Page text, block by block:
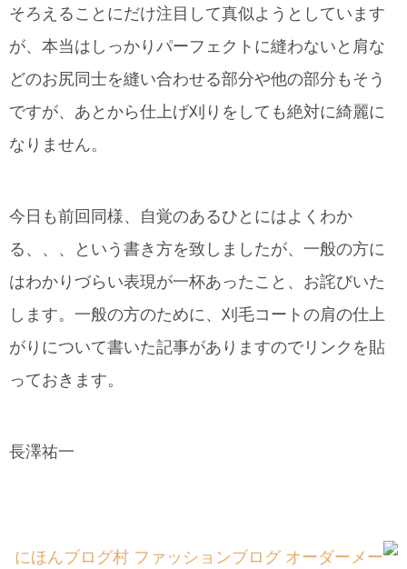
そろえることにだけ注目して真似ようとしています
が、本当はしっかりパーフェクトに縫わないと肩な
どのお尻同士を縫い合わせる部分や他の部分もそう
ですが、あとから仕上げ刈りをしても絶対に綺麗に
なりません。
今日も前回同様、自覚のあるひとにはよくわか
る、、、という書き方を致しましたが、一般の方に
はわかりづらい表現が一杯あったこと、お詫びいた
します。一般の方のために、刈毛コートの肩の仕上
がりについて書いた記事がありますのでリンクを貼
っておきます。
長澤祐一